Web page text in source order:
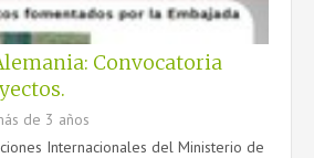
Convocatoria
de 3 años
Internacionales del Ministerio de